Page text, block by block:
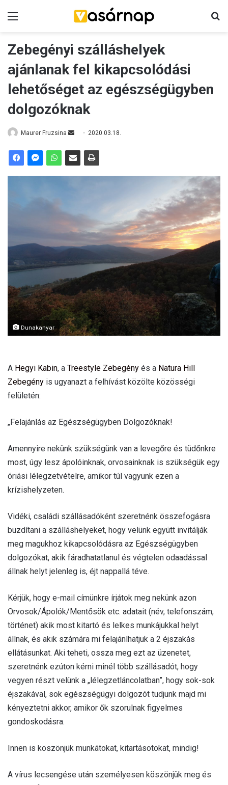
Zebegényi szálláshelyek
ajánlanak fel kikapcsolódási
lehetőséget az egészségügyben
dolgozóknak
Maurer Fruzsina
n
a
2020.03.18.
Dunakanyar
A Hegyi Kabin, a Treestyle Zebegény és a Natura Hill
Zebegény is ugyanazt a felhívást közölte közösségi
felületén:
„Felajánlás az Egészségügyben Dolgozóknak!
Amennyire nekünk szükségünk van a levegőre és tüdőnkre
most, úgy lesz ápolóinknak, orvosainknak is szükségük egy
óriási lélegzetvételre, amikor túl vagyunk ezen a
krízishelyzeten.
Vidéki, családi szállásadóként szeretnénk összefogásra
buzdítani a szálláshelyeket, hogy velünk együtt invitálják
meg magukhoz kikapcsolódásra az Egészségügyben
dolgozókat, akik fáradhatatlanul és végtelen odaadással
állnak helyt jelenleg is, éjt nappallá téve.
Kérjük, hogy e-mail címünkre írjátok meg nekünk azon
Orvosok/Ápolók/Mentősök etc. adatait (név, telefonszám,
történet) akik most kitartó és lelkes munkájukkal helyt
állnak, és akik számára mi felajánlhatjuk a 2 éjszakás
ellátásunkat. Aki teheti, ossza meg ezt az üzenetet,
szeretnénk ezúton kérni minél több szállásadót, hogy
vegyen részt velünk a „lélegzetláncolatban”, hogy sok-sok
éjszakával, sok egészségügyi dolgozót tudjunk majd mi
kényeztetni akkor, amikor ők szorulnak figyelmes
gondoskodásra.
Innen is köszönjük munkátokat, kitartásotokat, mindig!
A vírus lecsengése után személyesen köszönjük meg és